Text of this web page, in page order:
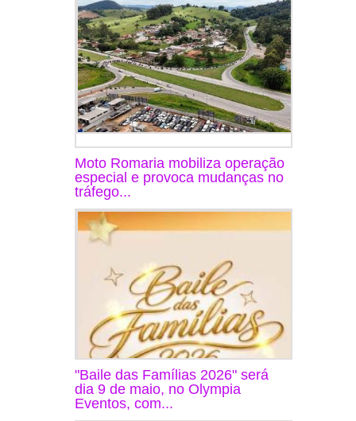
Moto Romaria mobiliza operação
especial e provoca mudanças no
tráfego...
"Baile das Famílias 2026" será
dia 9 de maio, no Olympia
Eventos, com...